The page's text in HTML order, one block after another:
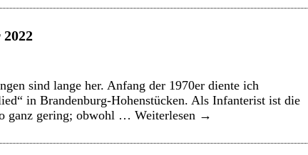
sind lange her. Anfang der 1970er diente ich
in Brandenburg-Hohenstücken. Als Infanterist ist die
ganz gering; obwohl … Weiterlesen →